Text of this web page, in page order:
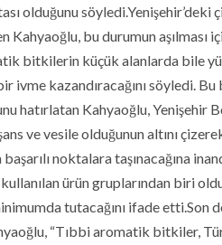
olduğunu
bu durumun aşılması
bitkilerin küçük alanlarda bile
ivme kazandıracağını söyledi.
hatırlatan Kahyaoğlu, Yenişehir
ve vesile olduğunun altını
noktalara taşınacağına
ürün gruplarından biri
tutacağını ifade etti.​Son
“Tıbbi aromatik bitkiler,